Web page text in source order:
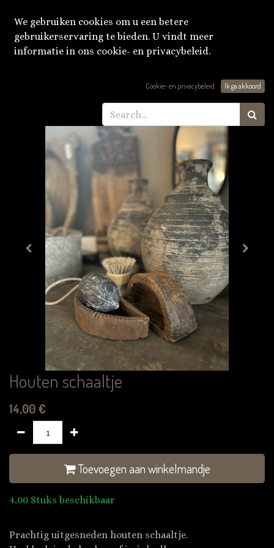
Houten schaaltje
14,00€
Toevoegen aan winkelmandje
4,00 Stuks beschikbaar
Prachtig uitgesneden houten schaaltje.
We gebruiken cookies om u een betere
gebruikerservaring te bieden. U vindt meer
informatie in ons cookie- en privacybeleid.
Cookie- en privacybeleid Ik ga akkoord